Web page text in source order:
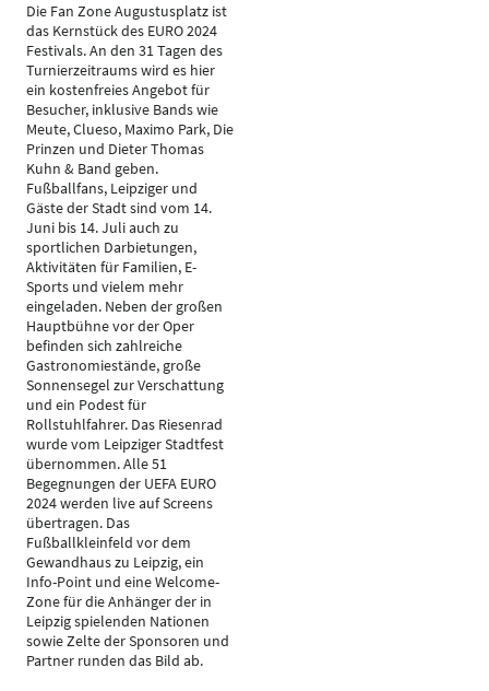
Die Fan Zone Augustusplatz ist
das Kernstück des EURO 2024
Festivals. An den 31 Tagen des
Turnierzeitraums wird es hier
ein kostenfreies Angebot für
Besucher, inklusive Bands wie
Meute, Clueso, Maximo Park, Die
Prinzen und Dieter Thomas
Kuhn & Band geben.
Fußballfans, Leipziger und
Gäste der Stadt sind vom 14.
Juni bis 14. Juli auch zu
sportlichen Darbietungen,
Aktivitäten für Familien, E-
Sports und vielem mehr
eingeladen. Neben der großen
Hauptbühne vor der Oper
befinden sich zahlreiche
Gastronomiestände, große
Sonnensegel zur Verschattung
und ein Podest für
Rollstuhlfahrer. Das Riesenrad
wurde vom Leipziger Stadtfest
übernommen. Alle 51
Begegnungen der UEFA EURO
2024 werden live auf Screens
übertragen. Das
Fußballkleinfeld vor dem
Gewandhaus zu Leipzig, ein
Info-Point und eine Welcome-
Zone für die Anhänger der in
Leipzig spielenden Nationen
sowie Zelte der Sponsoren und
Partner runden das Bild ab.